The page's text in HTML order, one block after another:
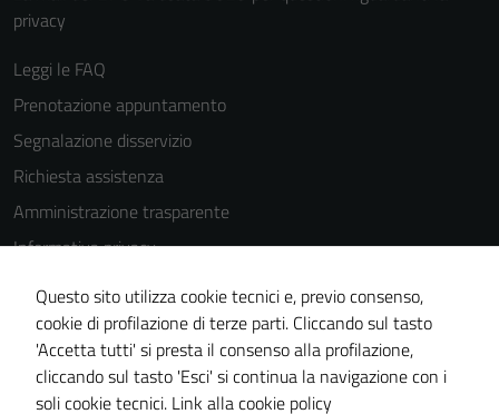
privacy
Leggi le FAQ
Prenotazione appuntamento
Segnalazione disservizio
Richiesta assistenza
Amministrazione trasparente
Informativa privacy
Cookie Policy
Note legali
Dichiarazione di accessibilità
Piano di miglioramento del sito
Questo sito utilizza cookie tecnici e, previo consenso,
cookie di profilazione di terze parti. Cliccando sul tasto
'Accetta tutti' si presta il consenso alla profilazione,
cliccando sul tasto 'Esci' si continua la navigazione con i
soli cookie tecnici. Link alla cookie policy